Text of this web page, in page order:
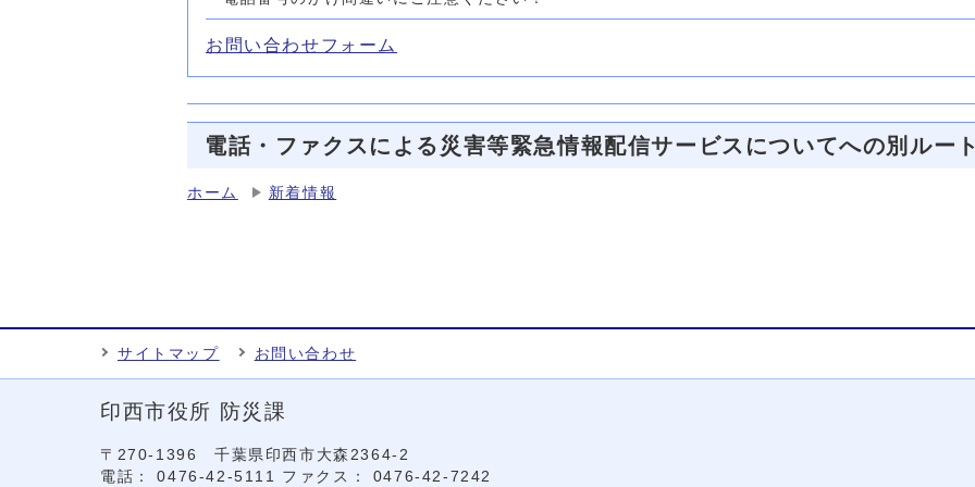
お問い合わせフォーム
電話・ファクスによる災害等緊急情報配信サービスについてへの別ルート
ホーム 新着情報
サイトマップ お問い合わせ
印西市役所 防災課
〒270-1396 千葉県印西市大森2364‐2
電話： 0476‐42‐5111 ファクス： 0476‐42‐7242